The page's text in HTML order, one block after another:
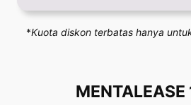
*Kuota diskon terbatas hanya
MENTALEASE